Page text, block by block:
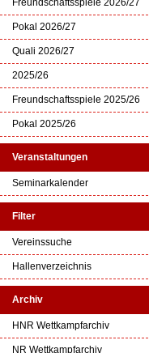
Freundschaftsspiele 2026/27
Pokal 2026/27
Quali 2026/27
2025/26
Freundschaftsspiele 2025/26
Pokal 2025/26
Veranstaltungen
Seminarkalender
Filter
Vereinssuche
Hallenverzeichnis
Archiv
HNR Wettkampfarchiv
NR Wettkampfarchiv